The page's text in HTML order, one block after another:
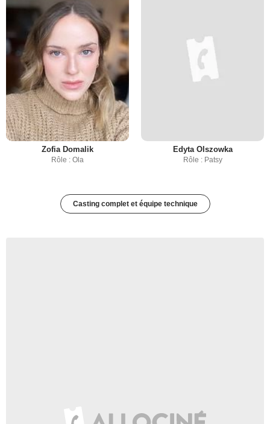
Zofia Domalik
Rôle : Ola
Edyta Olszowka
Rôle : Patsy
Casting complet et équipe technique